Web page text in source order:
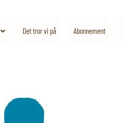
Det tror vi på Abonnement